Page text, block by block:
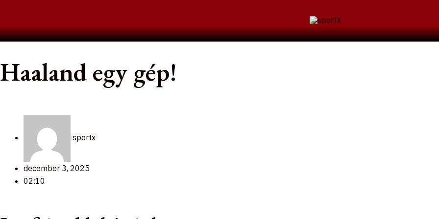
content
Haaland egy gép!
sportx
december 3, 2025
02:10